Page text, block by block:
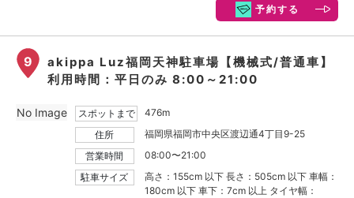
予約する
9
akippa Luz福岡天神駐車場【機械式/普通車】
利用時間：平日のみ 8:00～21:00
スポットまで
476m
住所
福岡県福岡市中央区渡辺通4丁目9-25
営業時間
08:00〜21:00
駐車サイズ
高さ：155cm 以下 長さ：505cm 以下 車幅：
180cm 以下 車下：7cm 以上 タイヤ幅：
No Image